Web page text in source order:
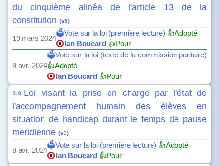
du cinquième alinéa de l'article 13 de la
constitution (v5)
19 mars 2024
🗳️Vote sur la loi (première lecture) 👍Adopté
Ian Boucard 👍Pour
9 avr. 2024
🗳️Vote sur la loi (texte de la commission paritaire)
👍Adopté
Ian Boucard 👍Pour
📜Loi visant la prise en charge par l'état de
l'accompagnement humain des élèves en
situation de handicap durant le temps de pause
méridienne (v3)
8 avr. 2024
🗳️Vote sur la loi (première lecture) 👍Adopté
Ian Boucard 👍Pour